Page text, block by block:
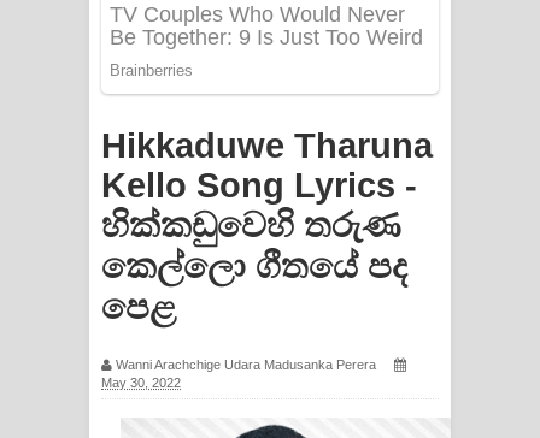
Hikkaduwe Tharuna
Kello Song Lyrics -
හික්කඩුවෙහි තරුණ
කෙල්ලො ගීතයේ පද
පෙළ
Wanni Arachchige Udara Madusanka Perera
May 30, 2022